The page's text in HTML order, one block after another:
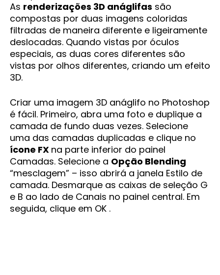
As renderizações 3D anáglifas são
compostas por duas imagens coloridas
filtradas de maneira diferente e ligeiramente
deslocadas. Quando vistas por óculos
especiais, as duas cores diferentes são
vistas por olhos diferentes, criando um efeito
3D.
Criar uma imagem 3D anáglifo no Photoshop
é fácil. Primeiro, abra uma foto e duplique a
camada de fundo duas vezes. Selecione
uma das camadas duplicadas e clique no
ícone FX na parte inferior do painel
Camadas. Selecione a Opção Blending
“mesclagem” – isso abrirá a janela Estilo de
camada. Desmarque as caixas de seleção G
e B ao lado de Canais no painel central. Em
seguida, clique em OK .